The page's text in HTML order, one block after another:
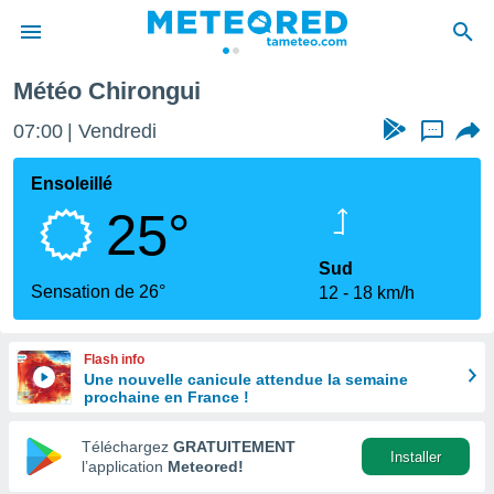
de
en
Météo Chirongui
07:00 Vendredi ...
Ensoleillé
25°
Sensation de 26°
Sud
12
18 km/h
Flash info
Une nouvelle canicule attendue la semaine
prochaine en France !
Téléchargez GRATUITEMENT
l’application Meteored!
Installer